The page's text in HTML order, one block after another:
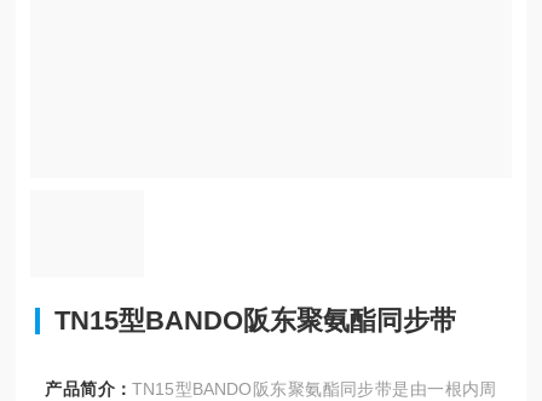
TN15型BANDO阪东聚氨酯同步带
产品简介：TN15型BANDO阪东聚氨酯同步带是由一根内周